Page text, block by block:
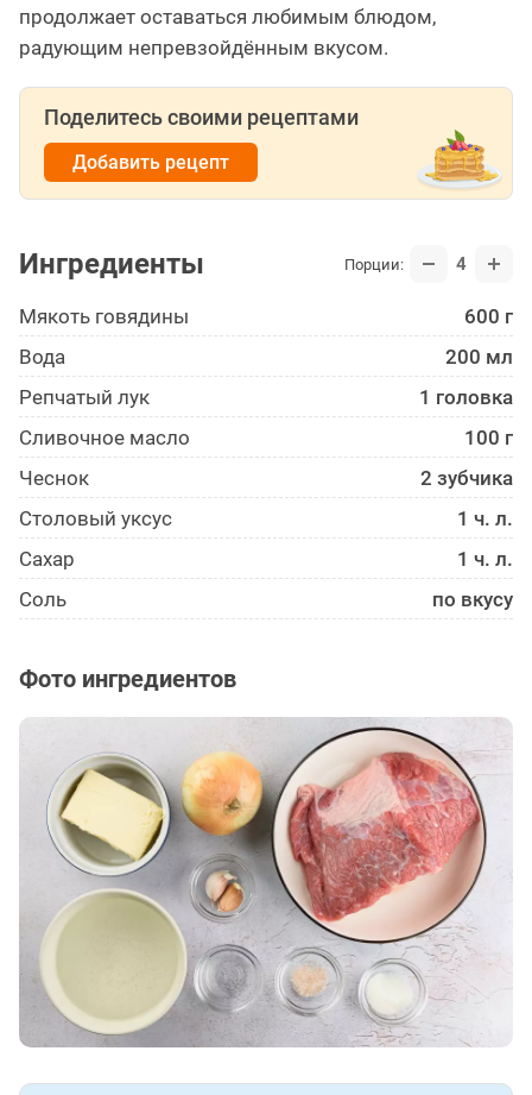
продолжает оставаться любимым блюдом,
радующим непревзойдённым вкусом.
Поделитесь своими рецептами
Добавить рецепт
Ингредиенты Порции: 4
Мякоть говядины
600 г
Вода
200 мл
Репчатый лук
1 головка
Сливочное масло
100 г
Чеснок
2 зубчика
Столовый уксус
1 ч. л.
Сахар
1 ч. л.
Соль
по вкусу
Фото ингредиентов